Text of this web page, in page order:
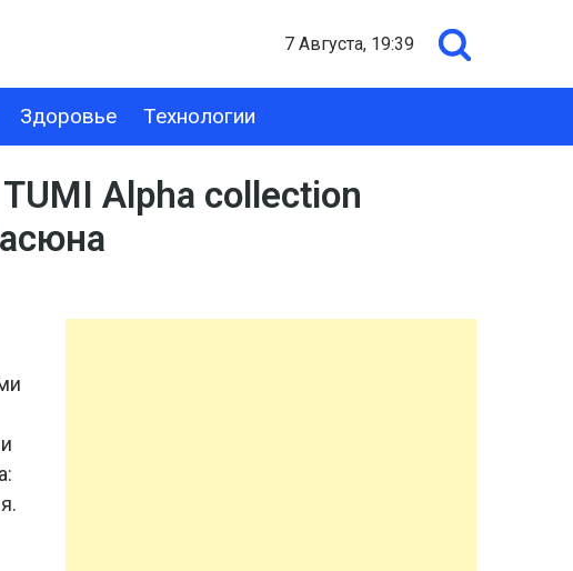
7 Августа, 19:39
Здоровье Технологии
Alpha collection